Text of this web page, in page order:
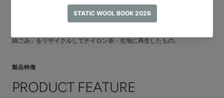
※プレコンシューマーリサイクルナイロン:
綿ごみ」をリサイクルしてナイロン糸・生地に再生したもの。
製品特徴
PRODUCT FEATURE